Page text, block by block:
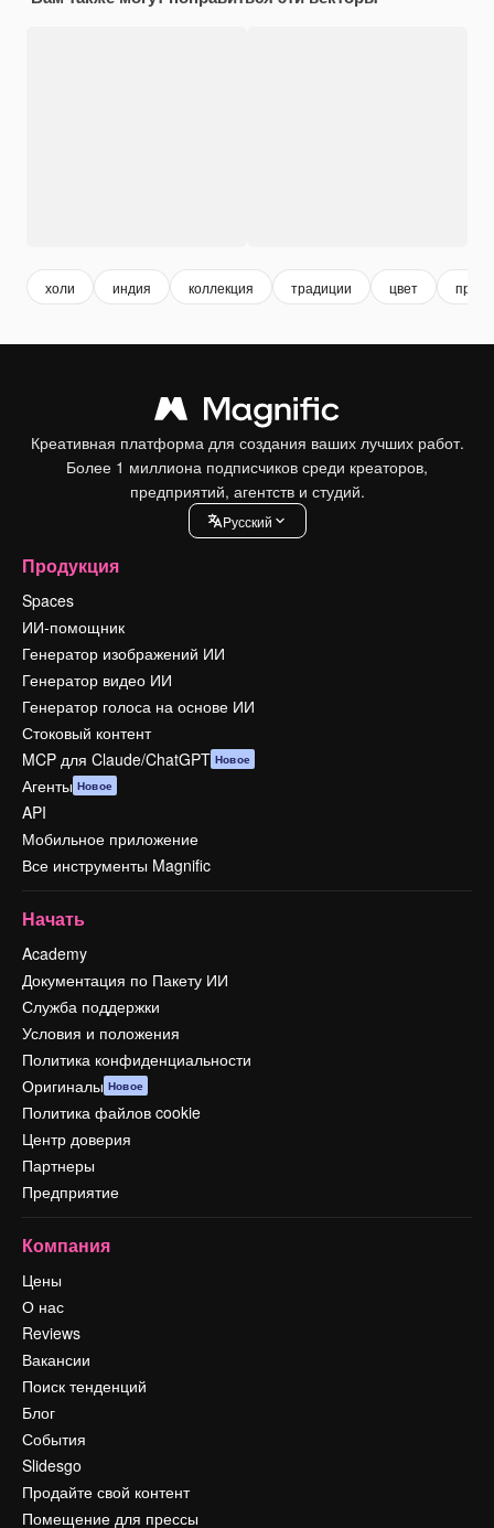
холи индия коллекция традиции цвет
Креативная платформа для создания ваших лучших работ.
Более 1 миллиона подписчиков среди креаторов,
предприятий, агентств и студий.
Pусский
Продукция
Spaces
ИИ-помощник
Генератор изображений ИИ
Генератор видео ИИ
Генератор голоса на основе ИИ
Стоковый контент
MCP для Claude/ChatGPT Новое
Агенты Новое
API
Мобильное приложение
Все инструменты Magnific
Начать
Academy
Документация по Пакету ИИ
Служба поддержки
Условия и положения
Политика конфиденциальности
Оригиналы Новое
Политика файлов cookie
Центр доверия
Партнеры
Предприятие
Компания
Цены
О нас
Reviews
Вакансии
Поиск тенденций
Блог
События
Slidesgo
Продайте свой контент
Помещение для прессы